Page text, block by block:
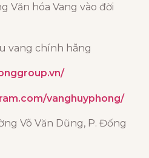
Văn hóa Vang vào đời
vang chính hãng
vanghuyphong/
Võ Văn Dũng, P. Đống